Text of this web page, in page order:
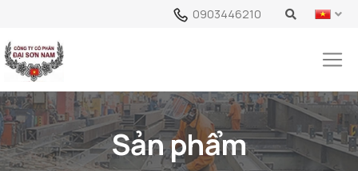
0903446210
Sản phẩm